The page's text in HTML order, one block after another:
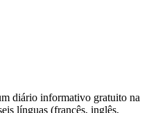
diário informativo gratuito na
línguas (francês, inglês,